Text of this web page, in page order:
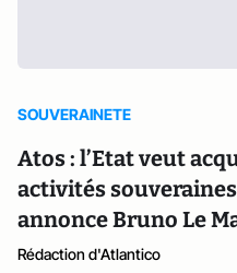
SOUVERAINETE
Atos : l’Etat veut
activités
annonce Bruno Le
Rédaction d'Atlantico